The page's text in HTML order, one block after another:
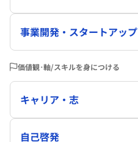
事業開発・スタートアップ
価値観･軸/スキルを身につける
キャリア・志
自己啓発